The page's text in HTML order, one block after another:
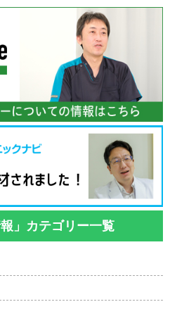
報」カテゴリー一覧